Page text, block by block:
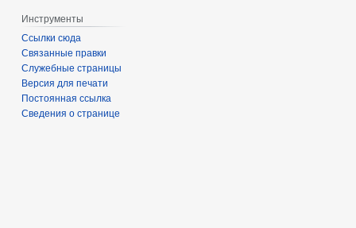
Инструменты
Ссылки сюда
Связанные правки
Служебные страницы
Версия для печати
Постоянная ссылка
Сведения о странице